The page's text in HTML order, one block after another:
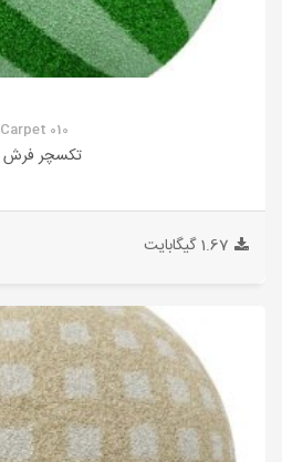
Carpet 010
تکسچر فرش 10
1.67 گیگابایت